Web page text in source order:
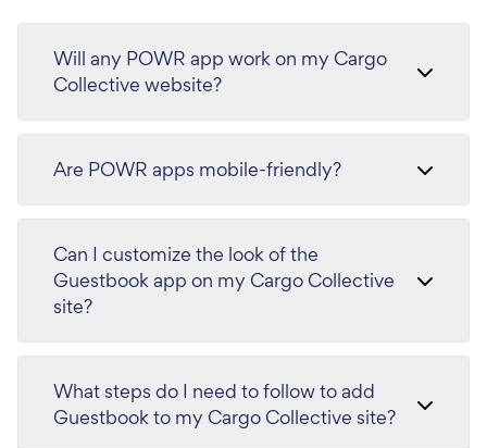
Will any POWR app work on my Cargo
Collective website?
Are POWR apps mobile-friendly?
Can I customize the look of the
Guestbook app on my Cargo Collective
site?
What steps do I need to follow to add
Guestbook to my Cargo Collective site?